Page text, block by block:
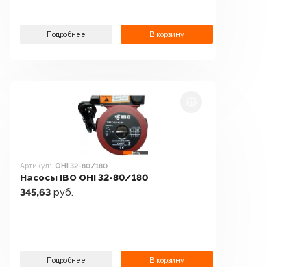
Подробнее В корзину
Артикул: OHI 32-80/180
Насосы IBO OHI 32-80/180
345,63 руб.
Подробнее В корзину